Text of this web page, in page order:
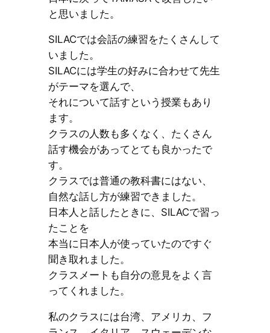
と思いました。
SILACでは会話の練習をたくさんして
いました。
SILACには学生の好みに合わせて先生
がテーマを選んで、
それについて話すという授業もあり
ます。
クラスの人数も多くなく、たくさん
話す機会があってとても良かったで
す。
クラスでは普通の教科書にはない、
自然な話し方が練習できました。
日本人と話したときに、SILACで習っ
たことを
本当に日本人が使っていたのですぐ
聞き取れました。
クラスメートも自分の意見をよく言
ってくれました。
私のクラスには台湾、アメリカ、フ